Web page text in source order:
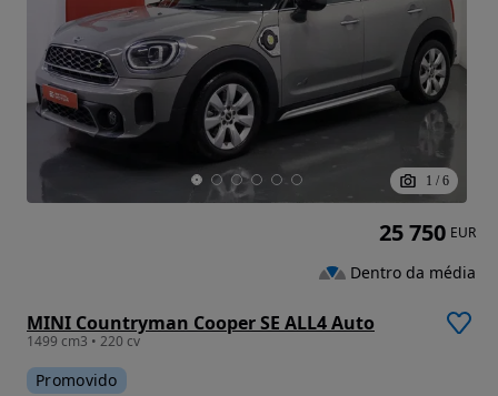
1 / 6
MINI Countryman Cooper SE ALL4 Auto
1499 cm3 • 220 cv
Promovido
25 750 EUR
Dentro da média